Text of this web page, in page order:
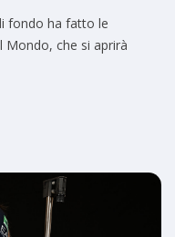
fondo ha fatto le
Mondo, che si aprirà